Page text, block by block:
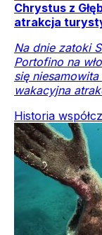
Chrystus z
atrakcja
Na dnie zatoki
Portofino na
się
wakacyjna
Historia